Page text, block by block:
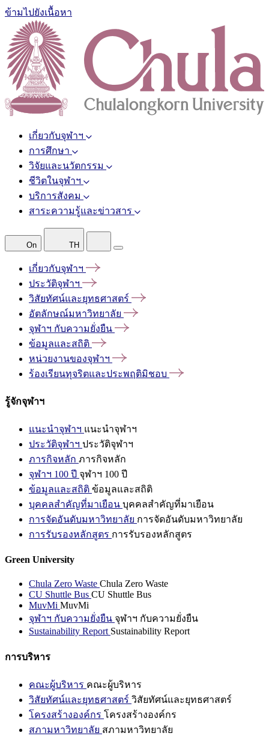
ข้ามไปยังเนื้อหา
เกี่ยวกับจุฬาฯ
การศึกษา
วิจัยและนวัตกรรม
ชีวิตในจุฬาฯ
บริการสังคม
สาระความรู้และข่าวสาร
On TH
เกี่ยวกับจุฬาฯ
ประวัติจุฬาฯ
วิสัยทัศน์และยุทธศาสตร์
อัตลักษณ์มหาวิทยาลัย
จุฬาฯ กับความยั่งยืน
ข้อมูลและสถิติ
หน่วยงานของจุฬาฯ
ร้องเรียนทุจริตและประพฤติมิชอบ
รู้จักจุฬาฯ
แนะนำจุฬาฯ แนะนำจุฬาฯ
ประวัติจุฬาฯ ประวัติจุฬาฯ
ภารกิจหลัก ภารกิจหลัก
จุฬาฯ 100 ปี จุฬาฯ 100 ปี
ข้อมูลและสถิติ ข้อมูลและสถิติ
บุคคลสำคัญที่มาเยือน บุคคลสำคัญที่มาเยือน
การจัดอันดับมหาวิทยาลัย การจัดอันดับมหาวิทยาลัย
การรับรองหลักสูตร การรับรองหลักสูตร
Green University
Chula Zero Waste Chula Zero Waste
CU Shuttle Bus CU Shuttle Bus
MuvMi MuvMi
จุฬาฯ กับความยั่งยืน จุฬาฯ กับความยั่งยืน
Sustainability Report Sustainability Report
การบริหาร
คณะผู้บริหาร คณะผู้บริหาร
วิสัยทัศน์และยุทธศาสตร์ วิสัยทัศน์และยุทธศาสตร์
โครงสร้างองค์กร โครงสร้างองค์กร
สภามหาวิทยาลัย สภามหาวิทยาลัย